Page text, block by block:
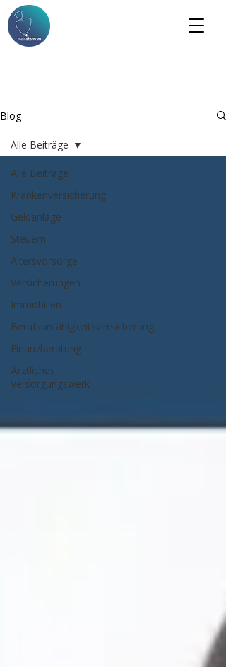
Blog
Alle Beiträge
Krankenversicherung
Geldanlage
Steuern
Altersvorsorge
Versicherungen
Immobilien
Berufsunfähigkeitsversicherung
Finanzberatung
Ärztliches
Versorgungswerk
Alle Beiträge